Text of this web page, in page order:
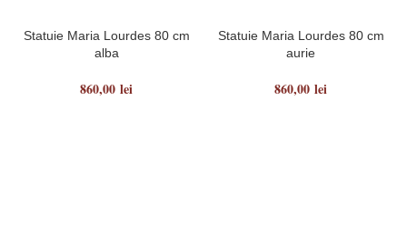
Statuie Maria Lourdes 80 cm
alba
860,00 lei
Statuie Maria Lourdes 80 cm
aurie
860,00 lei